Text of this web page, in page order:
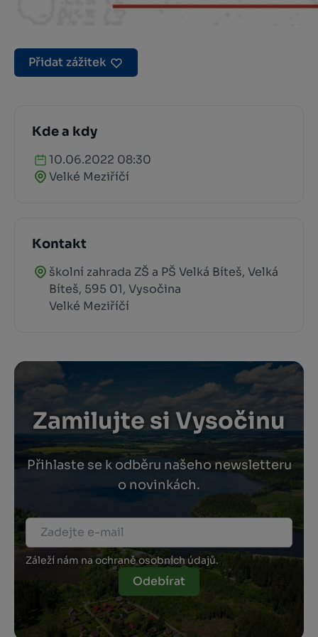
Přidat zážitek
Kde a kdy
10.06.2022 08:30
Velké Meziříčí
Kontakt
školní zahrada ZŠ a PŠ Velká Bíteš, Velká
Bíteš, 595 01, Vysočina
Velké Meziříčí
Zamilujte si Vysočinu
Přihlaste se k odběru našeho newsletteru
o novinkách.
Záleží nám na ochraně osobních údajů.
Odebírat